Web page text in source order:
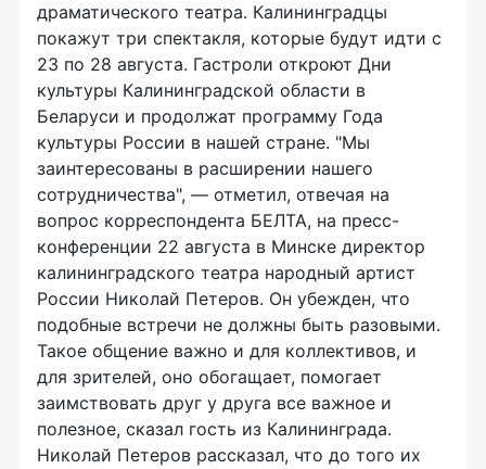
драматического театра. Калининградцы
покажут три спектакля, которые будут идти с
23 по 28 августа. Гастроли откроют Дни
культуры Калининградской области в
Беларуси и продолжат программу Года
культуры России в нашей стране. "Мы
заинтересованы в расширении нашего
сотрудничества", — отметил, отвечая на
вопрос корреспондента БЕЛТА, на пресс-
конференции 22 августа в Минске директор
калининградского театра народный артист
России Николай Петеров. Он убежден, что
подобные встречи не должны быть разовыми.
Такое общение важно и для коллективов, и
для зрителей, оно обогащает, помогает
заимствовать друг у друга все важное и
полезное, сказал гость из Калининграда.
Николай Петеров рассказал, что до того их